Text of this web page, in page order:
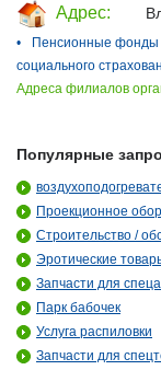
Адрес:
•
Пенсионные фонды
социального
Адреса филиалов
Популярные
Проекционное
Строительство /
Эротические
Запчасти для
Парк бабочек
Услуга распиловки
Запчасти для